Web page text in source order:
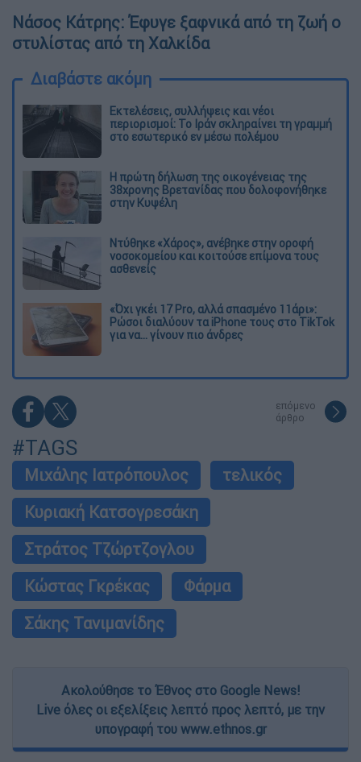
Νάσος Κάτρης: Έφυγε ξαφνικά από τη ζωή ο
στυλίστας από τη Χαλκίδα
Διαβάστε ακόμη
Εκτελέσεις, συλλήψεις και νέοι
περιορισμοί: Το Ιράν σκληραίνει τη γραμμή
στο εσωτερικό εν μέσω πολέμου
Η πρώτη δήλωση της οικογένειας της
38χρονης Βρετανίδας που δολοφονήθηκε
στην Κυψέλη
Ντύθηκε «Χάρος», ανέβηκε στην οροφή
νοσοκομείου και κοιτούσε επίμονα τους
ασθενείς
«Όχι γκέι 17 Pro, αλλά σπασμένο 11άρι»:
Ρώσοι διαλύουν τα iPhone τους στο TikTok
για να... γίνουν πιο άνδρες
επόμενο
άρθρο
#TAGS
Μιχάλης Ιατρόπουλος
τελικός
Κυριακή Κατσογρεσάκη
Στράτος Τζώρτζογλου
Κώστας Γκρέκας
Φάρμα
Σάκης Τανιμανίδης
Ακολούθησε το Έθνος στο Google News!
Live όλες οι εξελίξεις λεπτό προς λεπτό, με την
υπογραφή του www.ethnos.gr